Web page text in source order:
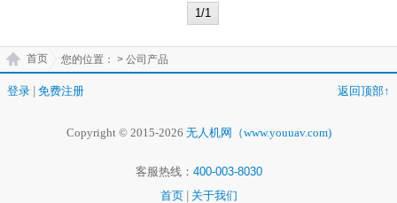
1/1
您的位置：
首页 > 公司产品
登录 免费注册 返回顶部↑
Copyright © 2015-2026 无人机网（www.youuav.com)
客服热线： 400-003-8030
首页
关于我们